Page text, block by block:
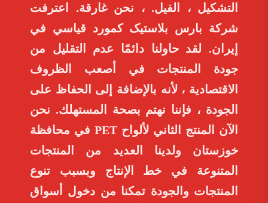
التشكيل ، الفيل. ، نحن غارقة. اعترفت
شركة بارس بلاستیک كمورد قياسي في
إيران. لقد حاولنا دائمًا عدم التقليل من
جودة المنتجات في أصعب الظروف
الاقتصادية ، لأنه بالإضافة إلى الحفاظ على
الجودة ، فإننا نهتم بصحة المستهلك. نحن
الآن المنتج الثاني لألواح PET في محافظة
خوزستان ولدينا العديد من المنتجات
المتنوعة في خط الإنتاج وبسبب تنوع
المنتجات والجودة تمكنا من دخول أسواق